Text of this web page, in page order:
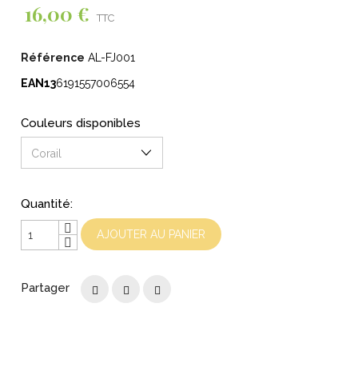
16,00 € TTC
Référence AL-FJ001
EAN136191557006554
Couleurs disponibles
Quantité:
AJOUTER AU PANIER
Partager